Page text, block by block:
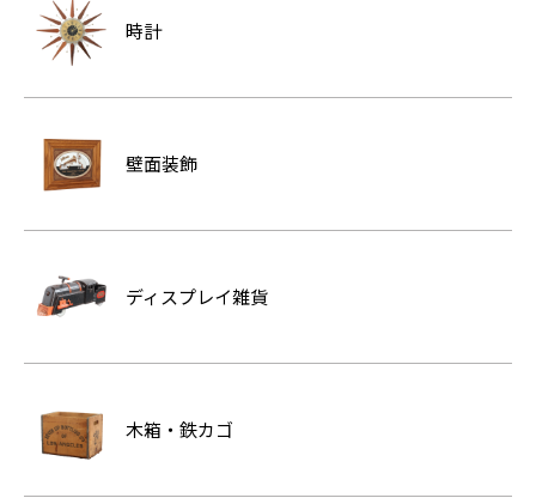
時計
壁面装飾
ディスプレイ雑貨
木箱・鉄カゴ